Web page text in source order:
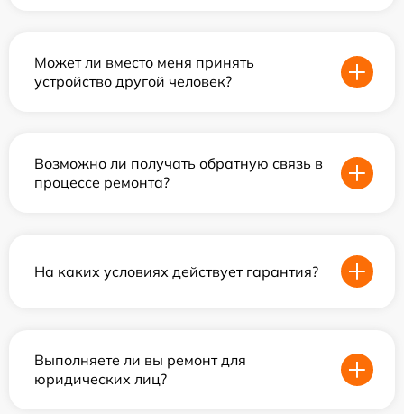
Может ли вместо меня принять
устройство другой человек?
Возможно ли получать обратную связь в
процессе ремонта?
На каких условиях действует гарантия?
Выполняете ли вы ремонт для
юридических лиц?